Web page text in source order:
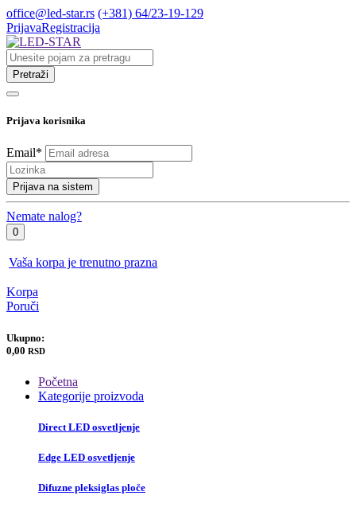
office@led-star.rs (+381) 64/23-19-129
PrijavaRegistracija
Pretraži
Prijava korisnika
Email*
Prijava na sistem
Nemate nalog?
0
Vaša korpa je trenutno prazna
Korpa
Poruči
Ukupno:
0,00 RSD
Početna
Kategorije proizvoda
Direct LED osvetljenje
Edge LED osvetljenje
Difuzne pleksiglas ploče